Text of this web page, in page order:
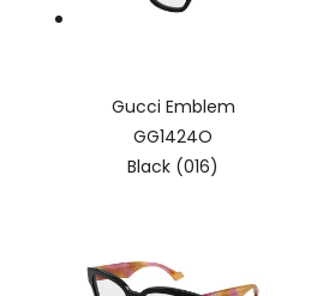
Gucci Emblem
GG1424O
Black (016)